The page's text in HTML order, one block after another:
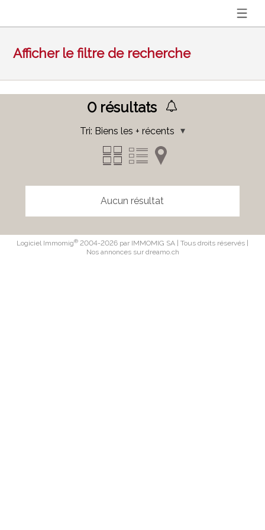
Afficher le filtre de recherche
0résultats
Tri: Biens les + récents
Aucun résultat
Logiciel Immomig® 2004-2026 par IMMOMIG SA | Tous droits réservés |
Nos annonces sur dreamo.ch